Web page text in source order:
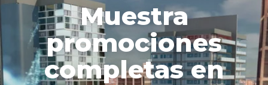
Muestra
promociones
completas en